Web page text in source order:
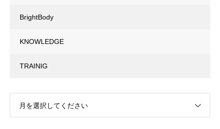
BrightBody
KNOWLEDGE
TRAINIG
月を選択してください